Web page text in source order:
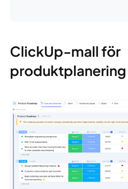
ClickUp-mall för
produktplanering